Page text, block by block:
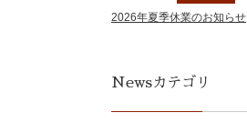
2026年夏季休業のお知らせ
Newsカテゴリ